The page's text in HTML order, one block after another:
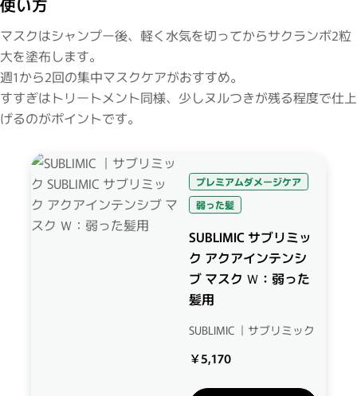
使い方
マスクはシャンプー後、軽く水気を切ってからサクランボ2粒
大を塗布します。
週1から2回の集中マスクケアがおすすめ。
すすぎはトリートメント同様、少しヌルつきが残る程度で仕上
げるのがポイントです。
プレミアムダメージケア
弱った髪
SUBLIMIC サブリミッ
ク アクアインテンシ
ブ マスク Ｗ：弱った
髪用
SUBLIMIC ｜サブリミック
￥5,170